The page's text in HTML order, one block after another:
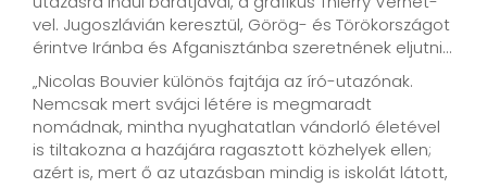
vel. Jugoszlávián keresztül, Görög- és Törökországot
érintve Iránba és Afganisztánba szeretnének eljutni...
„Nicolas Bouvier különös fajtája az író-utazónak.
Nemcsak mert svájci létére is megmaradt
nomádnak, mintha nyughatatlan vándorló életével
is tiltakozna a hazájára ragasztott közhelyek ellen;
azért is, mert ő az utazásban mindig is iskolát látott,